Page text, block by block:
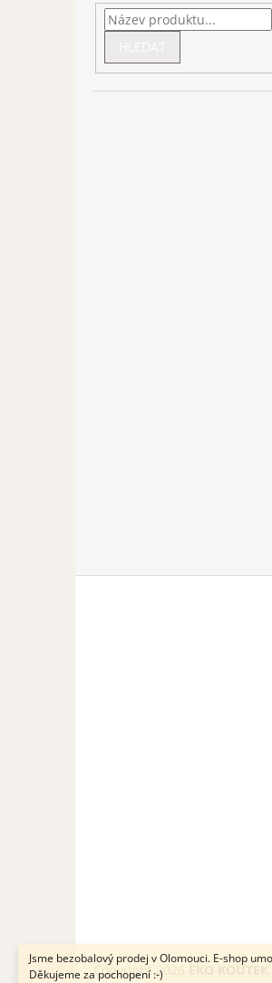
Jsme bezobalový prodej v Olomouci. E-shop
Děkujeme za pochopení :-)
Copyright 2026 EKO KOUTEK